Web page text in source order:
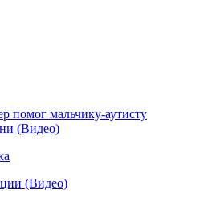
помог мальчику-аутисту
(Видео)
(Видео)